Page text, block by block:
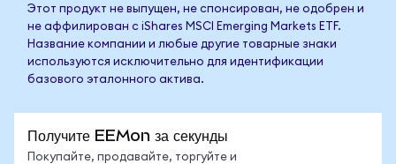
Этот продукт не выпущен, не спонсирован, не одобрен и
не аффилирован с iShares MSCI Emerging Markets ETF.
Название компании и любые другие товарные знаки
используются исключительно для идентификации
базового эталонного актива.
Получите EEMon за секунды
Покупайте, продавайте, торгуйте и